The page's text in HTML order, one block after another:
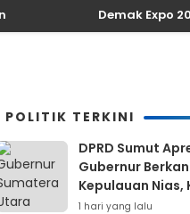
Demak Expo
POLITIK TERKINI
DPRD Sumut
Gubernur
Kepulauan Nias,
Percepatan
1 hari yang lalu